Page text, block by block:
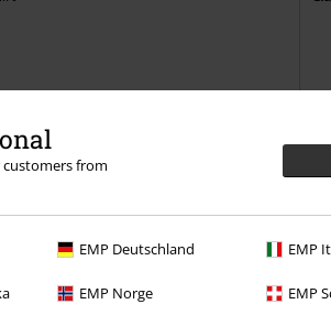
customers from
EMP Deutschland EMP
EMP Norge EMP